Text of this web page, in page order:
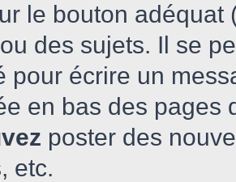
le bouton
des sujets. Il se
pour écrire un
en bas des pages
poster des
etc.